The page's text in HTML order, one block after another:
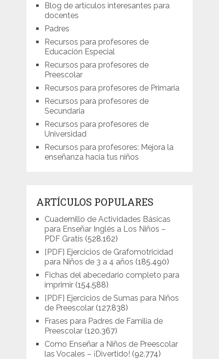
Blog de artículos interesantes para
docentes
Padres
Recursos para profesores de
Educación Especial
Recursos para profesores de
Preescolar
Recursos para profesores de Primaria
Recursos para profesores de
Secundaria
Recursos para profesores de
Universidad
Recursos para profesores: Mejora la
enseñanza hacia tus niños
ARTÍCULOS POPULARES
Cuadernillo de Actividades Básicas
para Enseñar Inglés a Los Niños –
PDF Gratis (528.162)
[PDF] Ejercicios de Grafomotricidad
para Niños de 3 a 4 años (185.490)
Fichas del abecedario completo para
imprimir (154.588)
[PDF] Ejercicios de Sumas para Niños
de Preescolar (127.838)
Frases para Padres de Familia de
Preescolar (120.367)
Como Enseñar a Niños de Preescolar
las Vocales – ¡Divertido! (92.774)